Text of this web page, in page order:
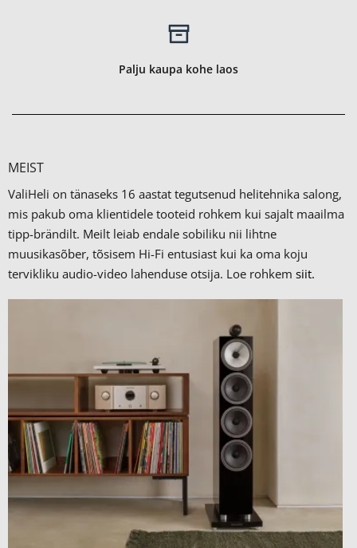
Palju kaupa kohe laos
MEIST
ValiHeli on tänaseks 16 aastat tegutsenud helitehnika salong,
mis pakub oma klientidele tooteid rohkem kui sajalt maailma
tipp-brändilt. Meilt leiab endale sobiliku nii lihtne
muusikasõber, tõsisem Hi-Fi entusiast kui ka oma koju
tervikliku audio-video lahenduse otsija. Loe rohkem siit.